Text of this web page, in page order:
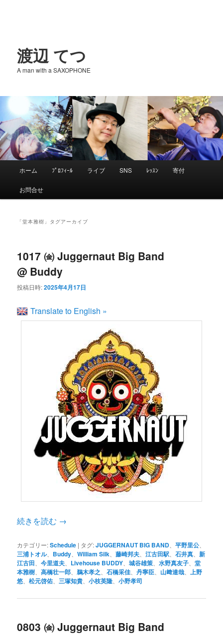
渡辺 てつ
A man with a SAXOPHONE
メ
イ
ン
コ
ン
テ
サ
ブ
コ
ン
テ
ン
ホーム ﾌﾟﾛﾌｨｰﾙ ライブ SNS ﾚｯｽﾝ 寄付
お問合せ
「堂本雅樹 」タグアーカイブ
1017 ㈮ Juggernaut Big Band
@ Buddy
投稿日時:2025年4月17日
Translate to English »
続きを読む →
カテゴリー:Schedule | タグ:JUGGERNAUT BIG BAND 、平野里公
三浦トオル、 Buddy 、William Silk 、藤崎邦夫 、江古田駅 、石井真 、新
江古田 、今里道夫 Livehouse BUDDY 、城谷雄策 、水野真友子 、堂
本雅樹 、高橋壮一郎 鵜木孝之 、石橋采佳 、丹寧臣 山﨑達哉
上野
悠 、松元啓佑 三塚知貴 、小枝英隆 、小野孝司
0803 ㈮ Juggernaut Big Band